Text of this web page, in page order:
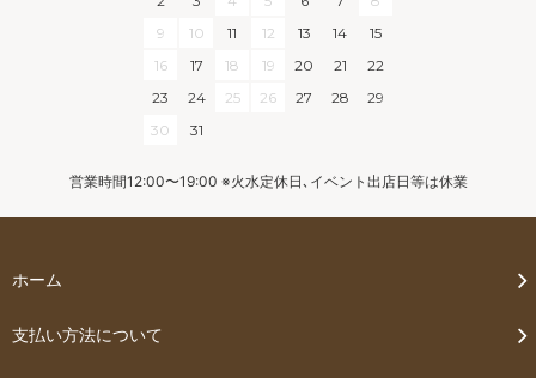
9
10 11 12 13 14
15
16
17 18 19 20 21
22
23
24 25 26 27 28
29
30
31
営業時間12:00〜19:00 ※火水定休日､イベント出店日等は休業
ホーム
支払い方法について